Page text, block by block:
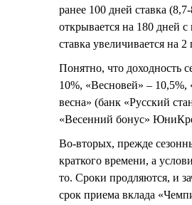
ранее 100 дней ставка
открывается на 180 дней
ставка увеличивается на
Понятно, что доходность
10%, «Весновей» –
весна» (банк «Русский
«Весенний бонус»
Во-вторых, прежде
краткого времени, а
то. Сроки продляются, и
срок приема вклада